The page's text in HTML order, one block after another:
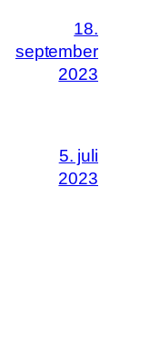
18.
september
2023
5. juli
2023